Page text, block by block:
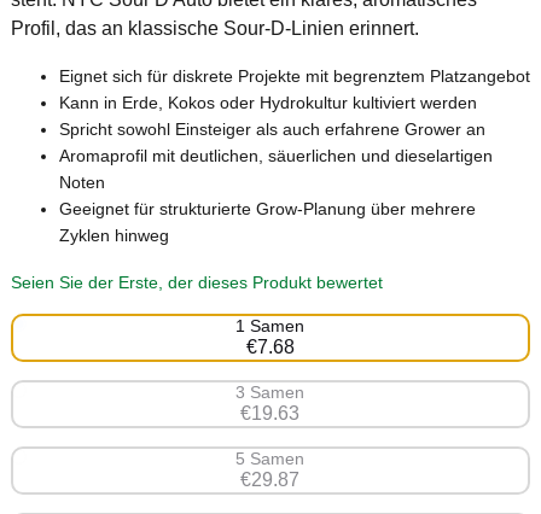
Profil, das an klassische Sour-D-Linien erinnert.
Eignet sich für diskrete Projekte mit begrenztem Platzangebot
Kann in Erde, Kokos oder Hydrokultur kultiviert werden
Spricht sowohl Einsteiger als auch erfahrene Grower an
Aromaprofil mit deutlichen, säuerlichen und dieselartigen
Noten
Geeignet für strukturierte Grow-Planung über mehrere
Zyklen hinweg
Seien Sie der Erste, der dieses Produkt bewertet
1 Samen
€7.68
3 Samen
€19.63
5 Samen
€29.87